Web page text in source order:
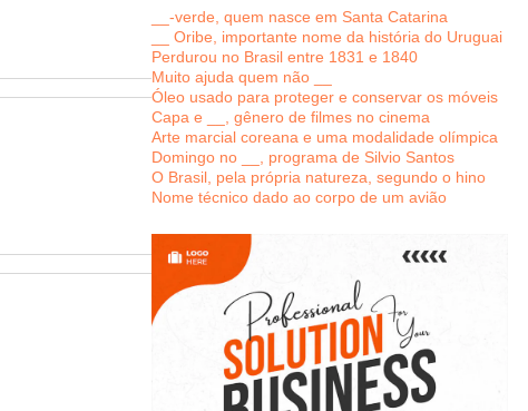
__-verde, quem nasce em Santa Catarina
__ Oribe, importante nome da história do Uruguai
Perdurou no Brasil entre 1831 e 1840
Muito ajuda quem não __
Óleo usado para proteger e conservar os móveis
Capa e __, gênero de filmes no cinema
Arte marcial coreana e uma modalidade olímpica
Domingo no __, programa de Silvio Santos
O Brasil, pela própria natureza, segundo o hino
Nome técnico dado ao corpo de um avião